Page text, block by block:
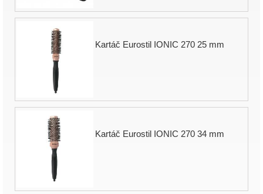
Kartáč Eurostil IONIC 270 25 mm
Kartáč Eurostil IONIC 270 34 mm